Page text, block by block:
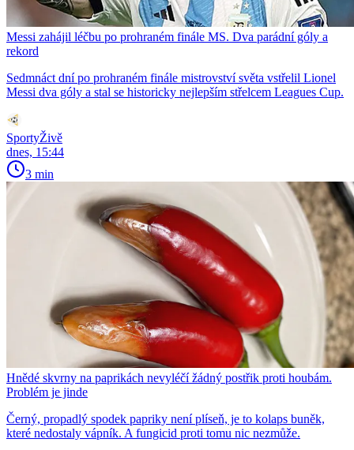
Messi zahájil léčbu po prohraném finále MS. Dva parádní góly a
rekord
Sedmnáct dní po prohraném finále mistrovství světa vstřelil Lionel
Messi dva góly a stal se historicky nejlepším střelcem Leagues Cup.
SportyŽivě
dnes, 15:44
3 min
Hnědé skvrny na paprikách nevyléčí žádný postřik proti houbám.
Problém je jinde
Černý, propadlý spodek papriky není plíseň, je to kolaps buněk,
které nedostaly vápník. A fungicid proti tomu nic nezmůže.